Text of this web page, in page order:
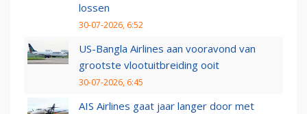
lossen
30-07-2026, 6:52
US-Bangla Airlines aan vooravond van
grootste vlootuitbreiding ooit
30-07-2026, 6:45
AIS Airlines gaat jaar langer door met